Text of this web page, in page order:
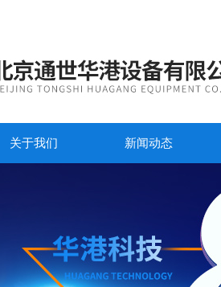
关于我们 新闻动态